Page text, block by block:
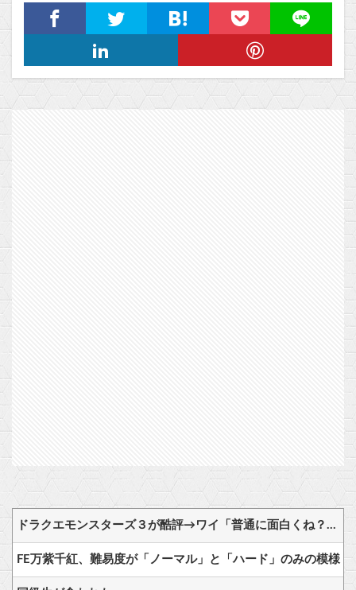
ドラクエモンスターズ３が酷評→ワイ「普通に面白くね？？」
FE万紫千紅、難易度が「ノーマル」と「ハード」のみの模様